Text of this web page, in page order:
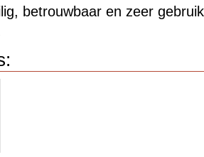
betrouwbaar en zeer